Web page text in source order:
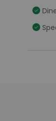
check_circle
check_circle